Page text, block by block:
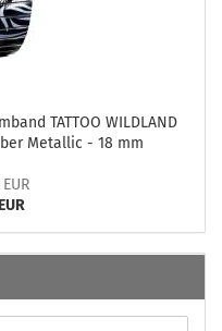
TAT­TOO WILD­LAND
Me­tal­lic - 18 mm